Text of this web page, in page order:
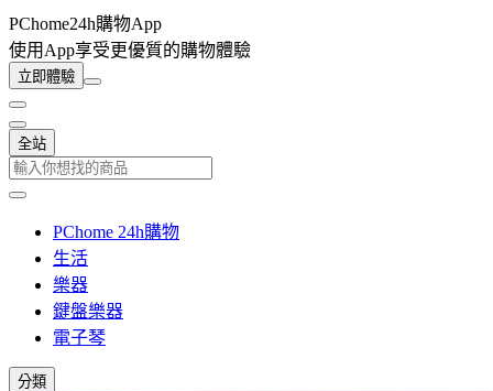
PChome24h購物App
使用App享受更優質的購物體驗
立即體驗
全站
PChome 24h購物
生活
樂器
鍵盤樂器
電子琴
分類